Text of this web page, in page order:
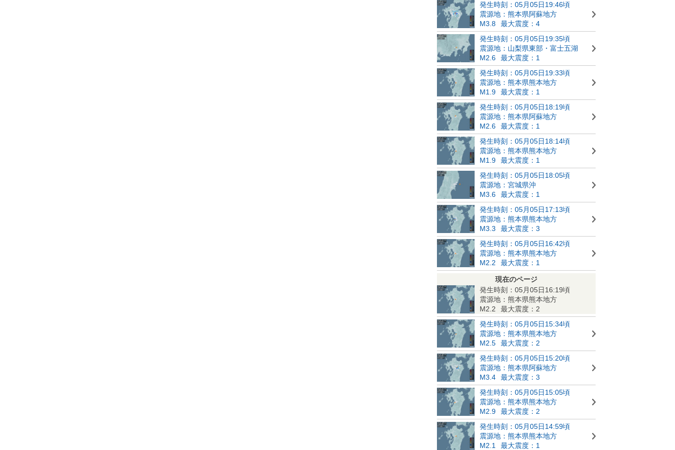
発生時刻：05月05日19:46頃
震源地：熊本県阿蘇地方
M3.8
最大震度：4
発生時刻：05月05日19:35頃
震源地：山梨県東部・富士五湖
M2.6
最大震度：1
発生時刻：05月05日19:33頃
震源地：熊本県熊本地方
M1.9
最大震度：1
発生時刻：05月05日18:19頃
震源地：熊本県阿蘇地方
M2.6
最大震度：1
発生時刻：05月05日18:14頃
震源地：熊本県熊本地方
M1.9
最大震度：1
発生時刻：05月05日18:05頃
震源地：宮城県沖
M3.6
最大震度：1
発生時刻：05月05日17:13頃
震源地：熊本県熊本地方
M3.3
最大震度：3
発生時刻：05月05日16:42頃
震源地：熊本県熊本地方
M2.2
最大震度：1
現在のページ
発生時刻：05月05日16:19頃
震源地：熊本県熊本地方
M2.2
最大震度：2
発生時刻：05月05日15:34頃
震源地：熊本県熊本地方
M2.5
最大震度：2
発生時刻：05月05日15:20頃
震源地：熊本県阿蘇地方
M3.4
最大震度：3
発生時刻：05月05日15:05頃
震源地：熊本県熊本地方
M2.9
最大震度：2
発生時刻：05月05日14:59頃
震源地：熊本県熊本地方
M2.1
最大震度：1